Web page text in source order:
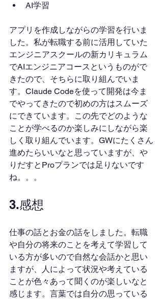
AI学習
アプリを作成しながらの学習を行いま
した。私が転職する前に活用していた
エンジニアスクールの新カリキュラム
でAIエンジニアコースというものがで
きたので、そちらに取り組んでいま
す。Claude Codeを使って開発は今ま
でやってきたので初めの方はスムーズ
にできています。この先でどのような
ことが学べるのか楽しみにしながら楽
しく取り組んでいます。GWにたくさん
進めたらいいなと思っていますが、や
りだすとProプランでは足りないです
ね。。。
3.感想
仕事の話とお金の話をしました。転職
や自分の将来のことを考えて学習して
いる方が多いので自然な会話かと思い
ますが、人によって状況や考えている
ことが色々あって聞くのが楽しいなと
感じます。言葉では自分の思っている